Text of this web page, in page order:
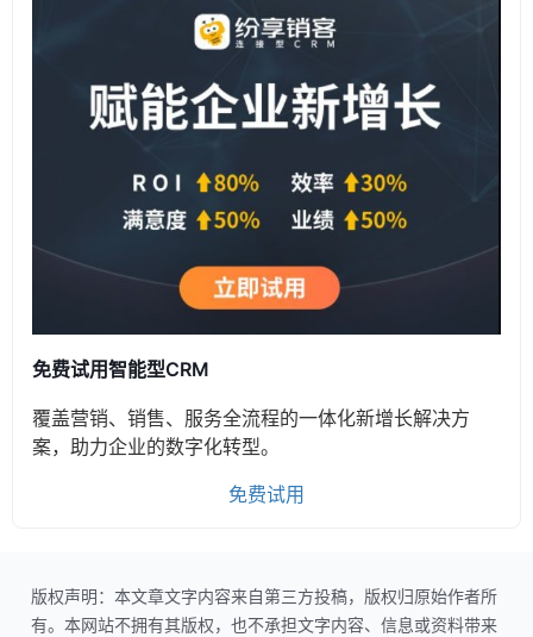
免费试用智能型CRM
覆盖营销、销售、服务全流程的一体化新增长解决方
案，助力企业的数字化转型。
免费试用
版权声明：本文章文字内容来自第三方投稿，版权归原始作者所
有。本网站不拥有其版权，也不承担文字内容、信息或资料带来